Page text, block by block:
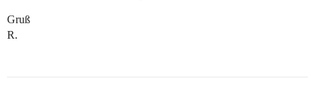
Gruß
R.